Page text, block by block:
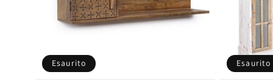
Esaurito Esaurito